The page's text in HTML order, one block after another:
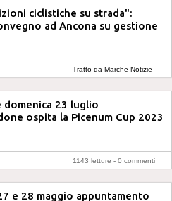
ciclistiche su strada":
ad Ancona su gestione
Tratto da Marche Notizie
domenica 23 luglio
ospita la Picenum Cup 2023
1143 letture - 0 commenti
e 28 maggio appuntamento